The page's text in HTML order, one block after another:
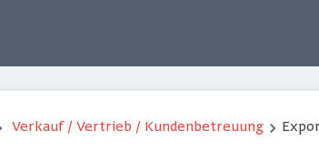
Verkauf / Vertrieb / Kundenbetreuung